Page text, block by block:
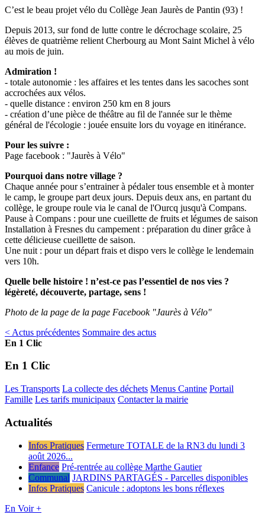
C’est le beau projet vélo du Collège Jean Jaurès de Pantin (93) !
Depuis 2013, sur fond de lutte contre le décrochage scolaire, 25
élèves de quatrième relient Cherbourg au Mont Saint Michel à vélo
au mois de juin.
Admiration !
- totale autonomie : les affaires et les tentes dans les sacoches sont
accrochées aux vélos.
- quelle distance : environ 250 km en 8 jours
- création d’une pièce de théâtre au fil de l'année sur le thème
général de l'écologie : jouée ensuite lors du voyage en itinérance.
Pour les suivre :
Page facebook : "Jaurès à Vélo"
Pourquoi dans notre village ?
Chaque année pour s’entrainer à pédaler tous ensemble et à monter
le camp, le groupe part deux jours. Depuis deux ans, en partant du
collège, le groupe roule via le canal de l'Ourcq jusqu'à Compans.
Pause à Compans : pour une cueillette de fruits et légumes de saison
Installation à Fresnes du campement : préparation du diner grâce à
cette délicieuse cueillette de saison.
Une nuit : pour un départ frais et dispo vers le collège le lendemain
vers 10h.
Quelle belle histoire ! n’est-ce pas l’essentiel de nos vies ?
légèreté, découverte, partage, sens !
Photo de la page de la page Facebook "Jaurès à Vélo"
< Actus précédentes Sommaire des actus
En 1 Clic
En 1 Clic
Les Transports La collecte des déchets Menus Cantine Portail
Famille Les tarifs municipaux Contacter la mairie
Actualités
Infos Pratiques Fermeture TOTALE de la RN3 du lundi 3
août 2026...
Enfance Pré-rentrée au collège Marthe Gautier
Communal JARDINS PARTAGÉS - Parcelles disponibles
Infos Pratiques Canicule : adoptons les bons réflexes
En Voir +